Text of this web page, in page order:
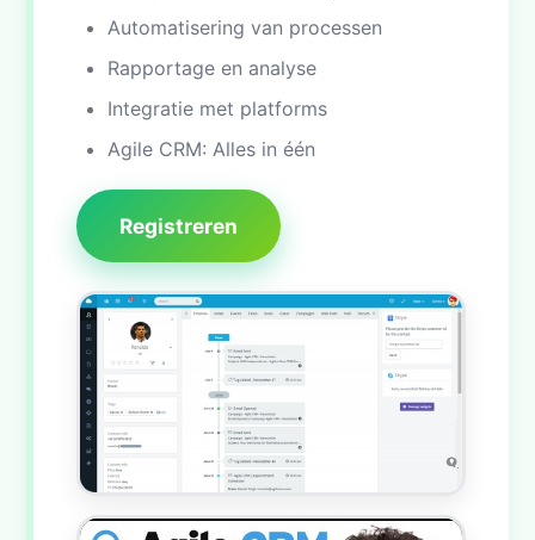
Automatisering van processen
Rapportage en analyse
Integratie met platforms
Agile CRM: Alles in één
Registreren